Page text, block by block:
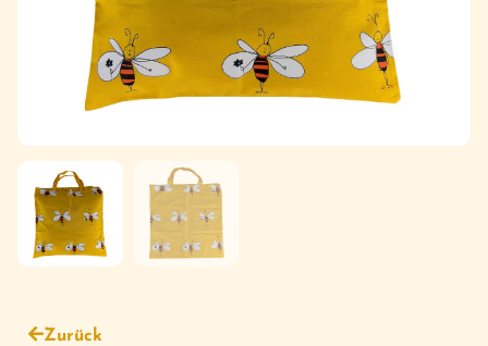
Zurück